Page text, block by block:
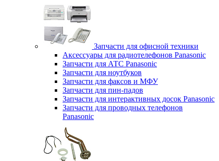
Запчасти для офисной техники
Аксессуары для радиотелефонов Panasonic
Запчасти для АТС Panasonic
Запчасти для ноутбуков
Запчасти для факсов и МФУ
Запчасти для пин-падов
Запчасти для интерактивных досок Panasonic
Запчасти для проводных телефонов
Panasonic